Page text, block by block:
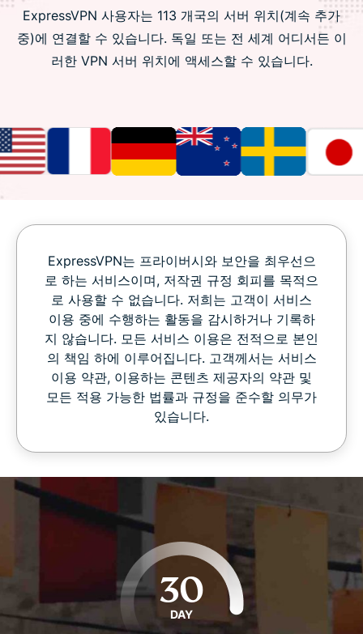
ExpressVPN 사용자는 113 개국의 서버 위치(계속 추가
중)에 연결할 수 있습니다. 독일 또는 전 세계 어디서든 이
러한 VPN 서버 위치에 액세스할 수 있습니다.
ExpressVPN는 프라이버시와 보안을 최우선으
로 하는 서비스이며, 저작권 규정 회피를 목적으
로 사용할 수 없습니다. 저희는 고객이 서비스
이용 중에 수행하는 활동을 감시하거나 기록하
지 않습니다. 모든 서비스 이용은 전적으로 본인
의 책임 하에 이루어집니다. 고객께서는 서비스
이용 약관, 이용하는 콘텐츠 제공자의 약관 및
모든 적용 가능한 법률과 규정을 준수할 의무가
있습니다.
30
DAY